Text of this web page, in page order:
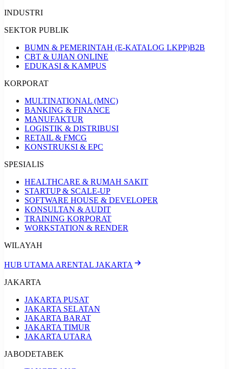
INDUSTRI
SEKTOR PUBLIK
BUMN & PEMERINTAH (E-KATALOG LKPP)B2B
CBT & UJIAN ONLINE
EDUKASI & KAMPUS
KORPORAT
MULTINATIONAL (MNC)
BANKING & FINANCE
MANUFAKTUR
LOGISTIK & DISTRIBUSI
RETAIL & FMCG
KONSTRUKSI & EPC
SPESIALIS
HEALTHCARE & RUMAH SAKIT
STARTUP & SCALE-UP
SOFTWARE HOUSE & DEVELOPER
KONSULTAN & AUDIT
TRAINING KORPORAT
WORKSTATION & RENDER
WILAYAH
HUB UTAMA ARENTAL JAKARTA
JAKARTA
JAKARTA PUSAT
JAKARTA SELATAN
JAKARTA BARAT
JAKARTA TIMUR
JAKARTA UTARA
JABODETABEK